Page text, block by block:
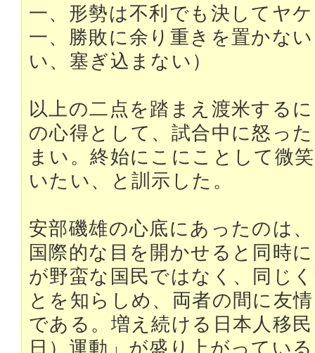
一、形勢は不利でも決してヤ
一、勝敗に余り重きを置かな
い、塞ぎ込まない）
以上の二点を踏まえ渡米する
の心得として、試合中に怒っ
まい。終始にこにことして微
いたい、と訓示した。
安部磯雄の心底にあったのは
国際的な目を開かせると同時
が野蛮な国民ではなく、同じ
とを知らしめ、両者の間に友
である。増え続ける日本人移
日）運動」が盛り上がってい